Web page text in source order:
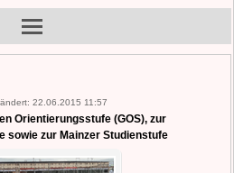
22.06.2015 11:57
Orientierungsstufe (GOS), zur
sowie zur Mainzer Studienstufe